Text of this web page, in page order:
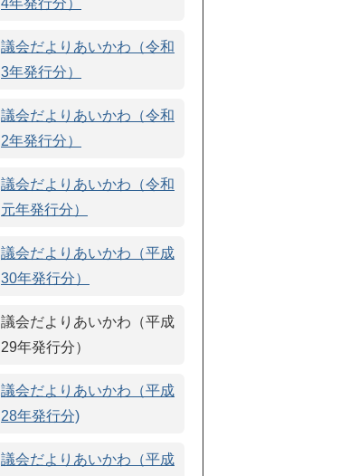
4年発行分）
議会だよりあいかわ（令和
3年発行分）
議会だよりあいかわ（令和
2年発行分）
議会だよりあいかわ（令和
元年発行分）
議会だよりあいかわ（平成
30年発行分）
議会だよりあいかわ（平成
29年発行分）
議会だよりあいかわ（平成
28年発行分)
議会だよりあいかわ（平成